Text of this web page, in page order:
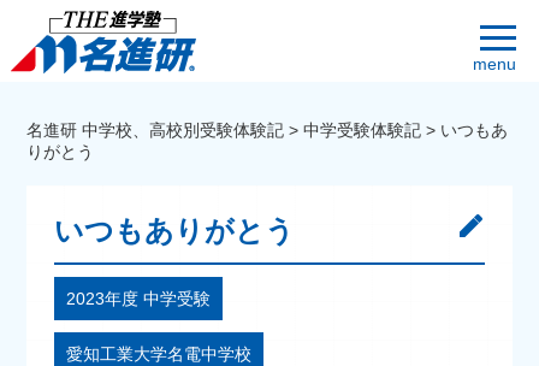
menu
名進研 中学校、高校別受験体験記 >中学受験体験記 > いつもあ
りがとう
いつもありがとう
2023年度 中学受験
愛知工業大学名電中学校